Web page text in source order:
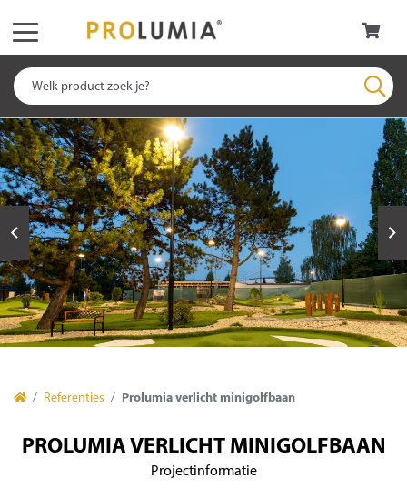
Referenties Prolumia verlicht minigolfbaan
PROLUMIA VERLICHT MINIGOLFBAAN
Projectinformatie